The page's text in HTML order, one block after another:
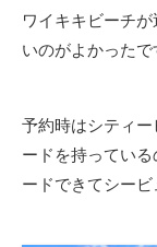
ワイキキビーチ
いのがよかった
予約時はシティ
ードを持ってい
ードできてシービ